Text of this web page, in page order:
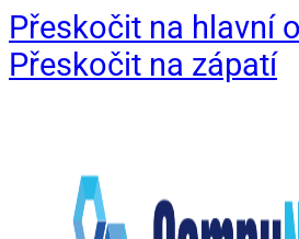
Přeskočit na hlavní
Přeskočit na zápatí